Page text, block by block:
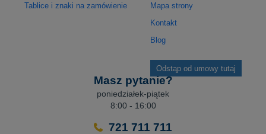
Tablice i znaki na zamówienie
Mapa strony
Kontakt
Blog
Odstąp od umowy tutaj
Masz pytanie?
poniedziałek-piątek
8:00 - 16:00
721 711 711